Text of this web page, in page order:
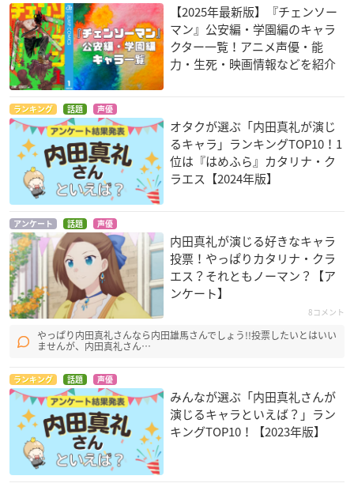
ぐらんぶる
古手川奈々華
Cutie Honey Univer
se
ハリケーンハニー
斉木楠雄のΨ難（第2
期）
キリングバイツ
中西獲座（チータ） 桐山真 万年大会
宝石の国
レッドベリル
ンデレラガールズ劇
場（第2期）
神崎蘭子
おにゃんこポン
【2025年最新版】『チェンソー
マン』公安編・学園編のキャラ
クター一覧！アニメ声優・能
力・生死・映画情報などを紹介
ランキング 話題 声優
オタクが選ぶ「内田真礼が演じ
るキャラ」ランキングTOP10！1
位は『はめふら』カタリナ・ク
ラエス【2024年版】
アンケート 話題 声優
内田真礼が演じる好きなキャラ
投票！やっぱりカタリナ・クラ
エス？それともノーマン？【ア
ンケート】
8コメント
やっぱり内田真礼さんなら内田雄馬さんでしょう!!投票したいとはいい
ませんが、内田真礼さん…
ランキング 話題 声優
みんなが選ぶ「内田真礼さんが
演じるキャラといえば？」ラン
キングTOP10！【2023年版】